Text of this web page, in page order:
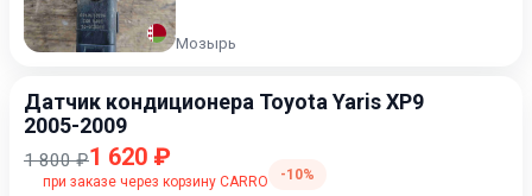
Мозырь
Датчик кондиционера Toyota Yaris XP9
2005-2009
1 800 ₽1 620 ₽
при заказе через корзину CARRO -10%